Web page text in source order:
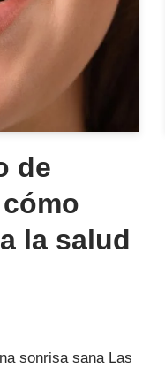
de
la salud
sonrisa sana Las